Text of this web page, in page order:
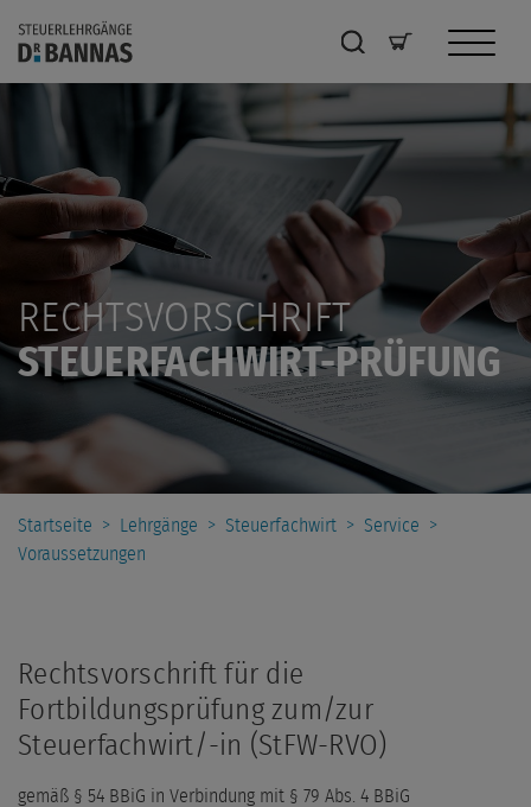
RECHTSVORSCHRIFT
STEUERFACHWIRT-PRÜFUNG
Startseite > Lehrgänge > Steuerfachwirt > Service
>
Voraussetzungen
Rechtsvorschrift für die
Fortbildungsprüfung zum/zur
Steuerfachwirt/-in (StFW-RVO)
gemäß § 54 BBiG in Verbindung mit § 79 Abs. 4 BBiG